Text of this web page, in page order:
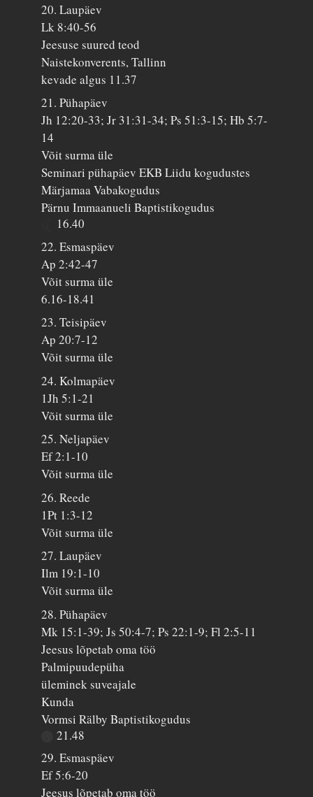
20. Laupäev
Lk 8:40-56
Jeesuse suured teod
Naistekonverents, Tallinn
kevade algus 11.37
21. Pühapäev
Jh 12:20-33; Jr 31:31-34; Ps 51:3-15; Hb 5:7-
14
Võit surma üle
Seminari pühapäev EKB Liidu kogudustes
Märjamaa Vabakogudus
Pärnu Immaanueli Baptistikogudus
16.40
22. Esmaspäev
Ap 2:42-47
Võit surma üle
6.16-18.41
23. Teisipäev
Ap 20:7-12
Võit surma üle
24. Kolmapäev
1Jh 5:1-21
Võit surma üle
25. Neljapäev
Ef 2:1-10
Võit surma üle
26. Reede
1Pt 1:3-12
Võit surma üle
27. Laupäev
Ilm 19:1-10
Võit surma üle
28. Pühapäev
Mk 15:1-39; Js 50:4-7; Ps 22:1-9; Fl 2:5-11
Jeesus lõpetab oma töö
Palmipuudepüha
üleminek suveajale
Kunda
Vormsi Rälby Baptistikogudus
21.48
29. Esmaspäev
Ef 5:6-20
Jeesus lõpetab oma töö